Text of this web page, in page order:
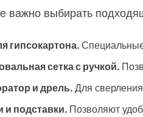
важно выбирать
гипсокартона.
сетка с ручкой.
и дрель.Для
и подставки. Позволяют